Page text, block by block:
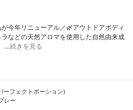
今年リニューアル／🌿アウトドアボディ
などの天然アロマを使用した自然由来成
…続きを見る
ーフェクトポーション)
レー